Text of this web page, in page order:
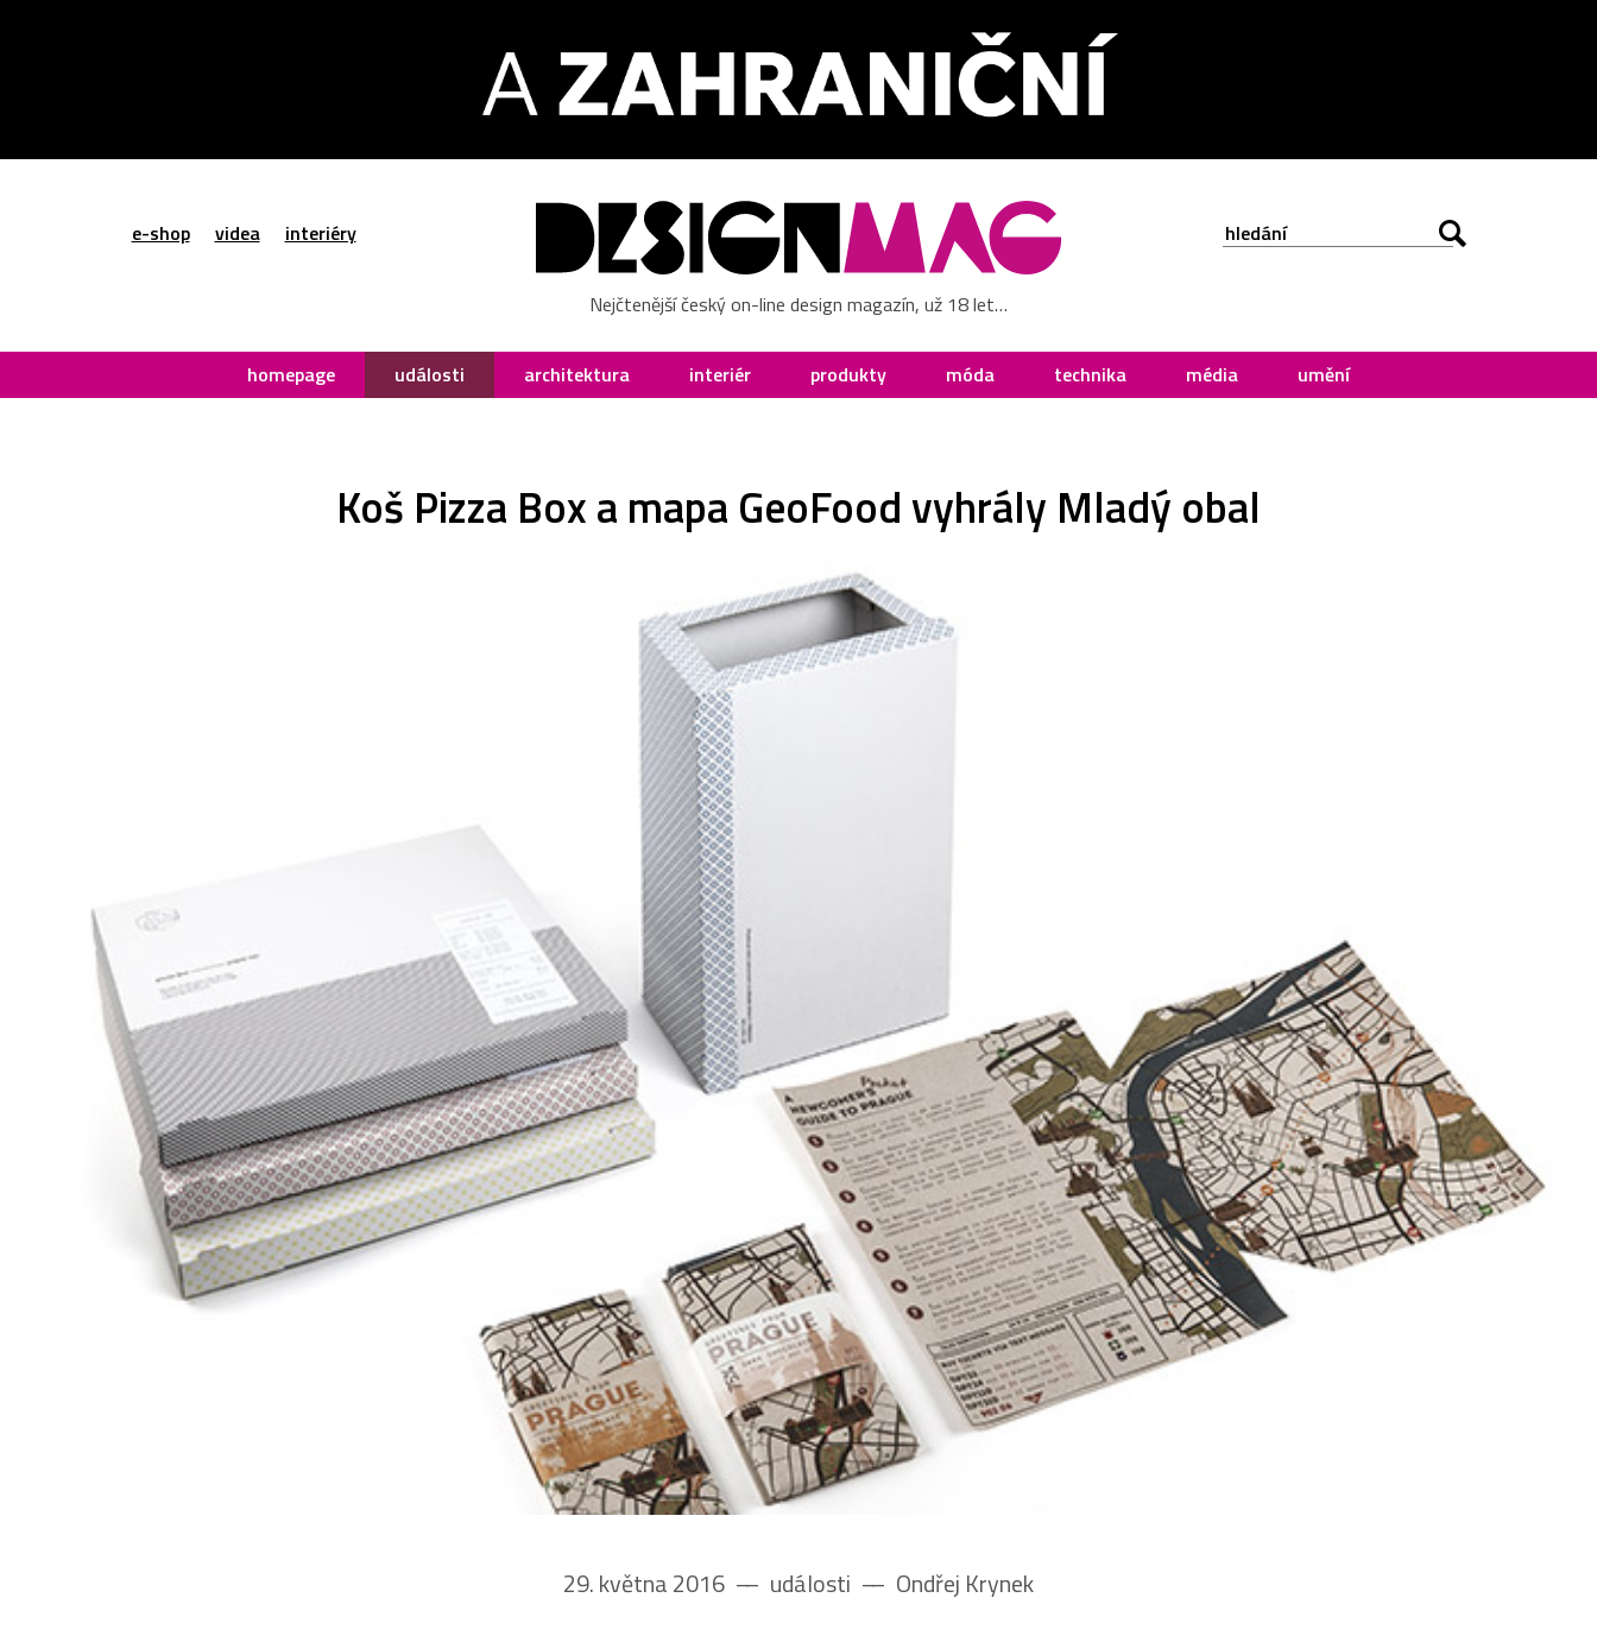
e-shop videa interiéry
Nejčtenější český on-line design magazín, už 18 let…
homepage události architektura interiér produkty móda technika média umění
Koš Pizza Box a mapa GeoFood vyhrály Mladý obal
29. května 2016 –– události –– Ondřej Krynek